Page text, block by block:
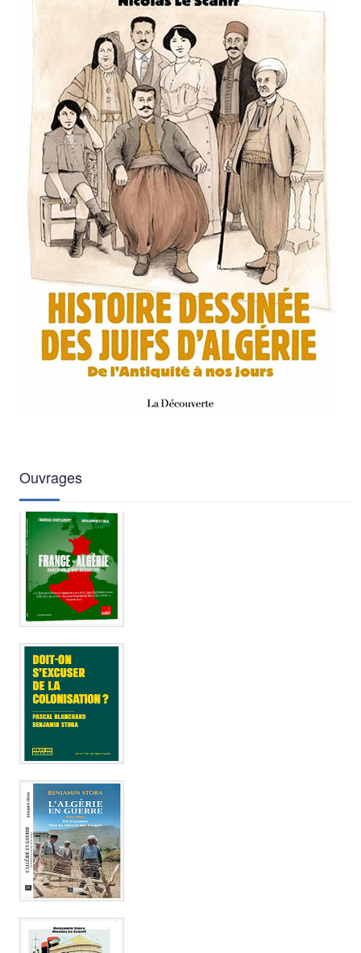
Ouvrages